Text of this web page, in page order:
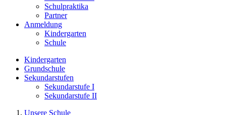
Schulpraktika
Partner
Anmeldung
Kindergarten
Schule
Kindergarten
Grundschule
Sekundarstufen
Sekundarstufe I
Sekundarstufe II
Unsere Schule